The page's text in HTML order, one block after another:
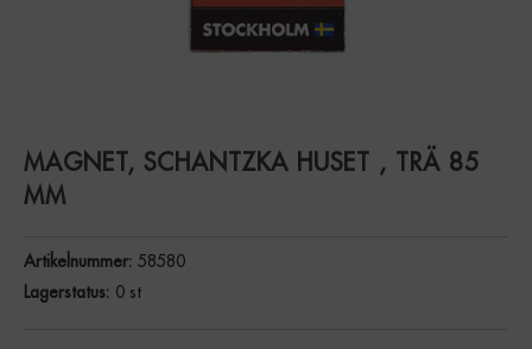
MAGNET, SCHANTZKA HUSET , TRÄ 85
MM
Artikelnummer: 58580
Lagerstatus: 0 st